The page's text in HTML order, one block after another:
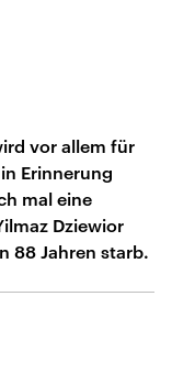
vor allem für
Erinnerung
mal eine
Dziewior
88 Jahren starb.